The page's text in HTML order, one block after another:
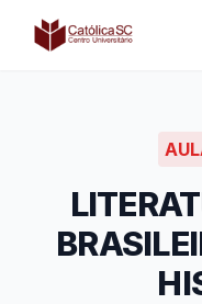
Católica SC | Experts